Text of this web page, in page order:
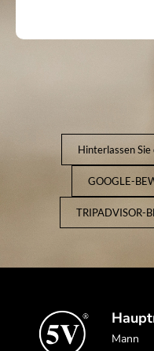
Hinterlassen
GOOGLE-
TRIPADVISOR-
Mann